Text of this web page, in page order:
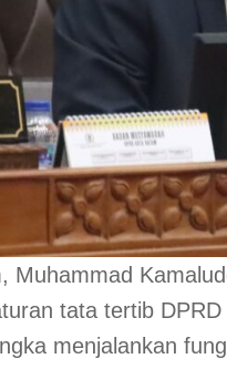
Muhammad
tata tertib
menjalankan